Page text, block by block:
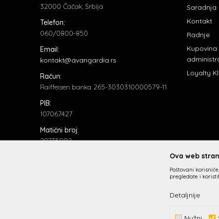
32000 Čačak, Srbija
Telefon:
060/0800-850
Email:
kontakt@avangardia.rs
Račun:
Raiffeisen banka 265-3030310000579-11
PIB:
107067427
Matični broj:
20735902
Saradnja
Kontakt
Radnje
Loyalty
Nastojimo da budemo što precizniji u opisu proizvoda,
Ova web
Poštovani
pregledate i
Detaljnije